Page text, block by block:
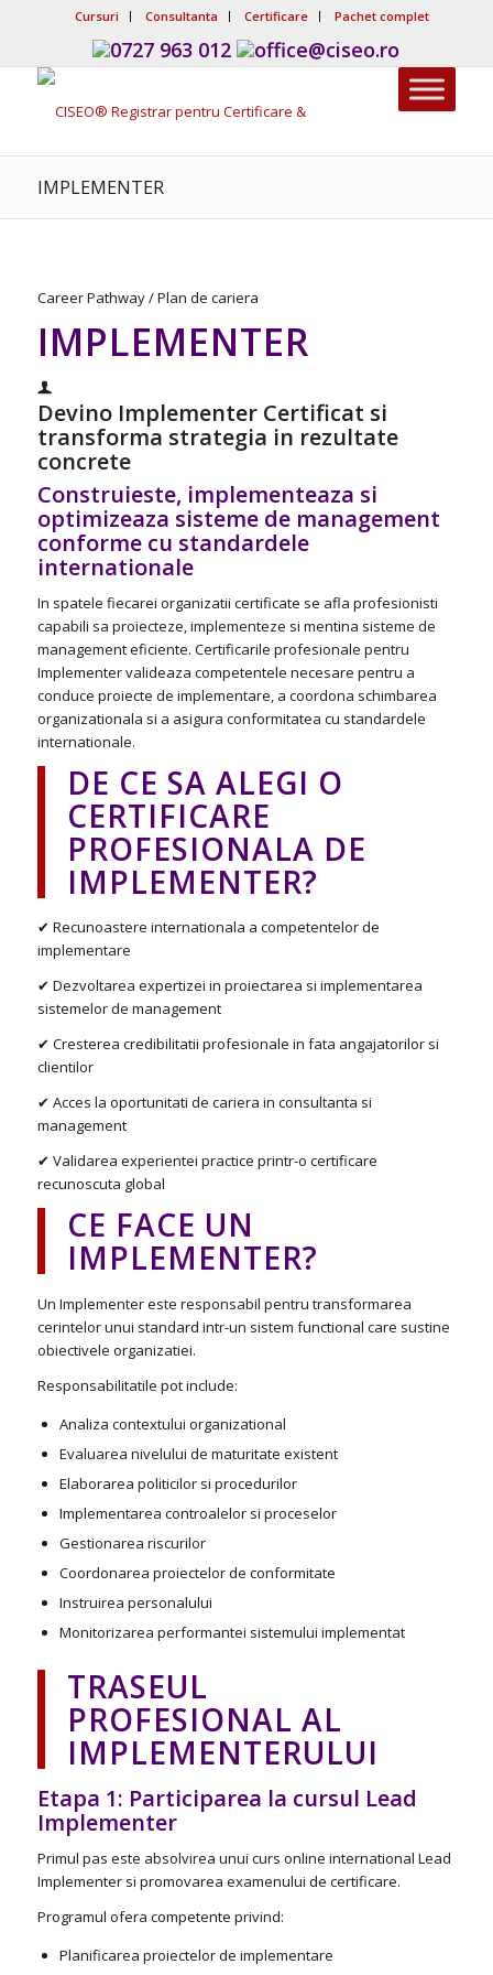
Cursuri Consultanta Certificare Pachet complet
0727 963 012 office@ciseo.ro
IMPLEMENTER
Career Pathway / Plan de cariera
IMPLEMENTER
Devino Implementer Certificat si
transforma strategia in rezultate
concrete
Construieste, implementeaza si
optimizeaza sisteme de management
conforme cu standardele
internationale
In spatele fiecarei organizatii certificate se afla profesionisti
capabili sa proiecteze, implementeze si mentina sisteme de
management eficiente. Certificarile profesionale pentru
Implementer valideaza competentele necesare pentru a
conduce proiecte de implementare, a coordona schimbarea
organizationala si a asigura conformitatea cu standardele
internationale.
DE CE SA ALEGI O
CERTIFICARE
PROFESIONALA DE
IMPLEMENTER?
✔ Recunoastere internationala a competentelor de
implementare
✔ Dezvoltarea expertizei in proiectarea si implementarea
sistemelor de management
✔ Cresterea credibilitatii profesionale in fata angajatorilor si
clientilor
✔ Acces la oportunitati de cariera in consultanta si
management
✔ Validarea experientei practice printr-o certificare
recunoscuta global
CE FACE UN
IMPLEMENTER?
Un Implementer este responsabil pentru transformarea
cerintelor unui standard intr-un sistem functional care sustine
obiectivele organizatiei.
Responsabilitatile pot include:
Analiza contextului organizational
Evaluarea nivelului de maturitate existent
Elaborarea politicilor si procedurilor
Implementarea controalelor si proceselor
Gestionarea riscurilor
Coordonarea proiectelor de conformitate
Instruirea personalului
Monitorizarea performantei sistemului implementat
TRASEUL
PROFESIONAL AL
IMPLEMENTERULUI
Etapa 1: Participarea la cursul Lead
Implementer
Primul pas este absolvirea unui curs online international Lead
Implementer si promovarea examenului de certificare.
Programul ofera competente privind:
Planificarea proiectelor de implementare